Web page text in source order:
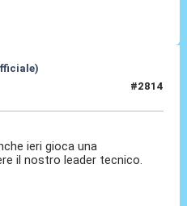
#2814
ieri gioca una
il nostro leader tecnico.